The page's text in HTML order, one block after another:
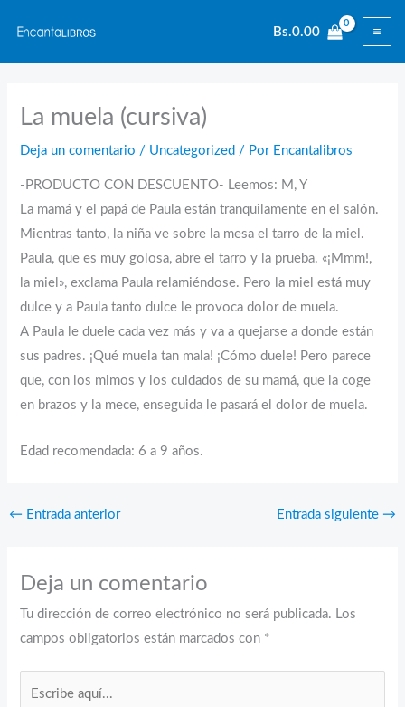
contenido
Bs.0.00
La muela (cursiva)
Deja un comentario / Uncategorized / Por Encantalibros
-PRODUCTO CON DESCUENTO- Leemos: M, Y
La mamá y el papá de Paula están tranquilamente en el salón.
Mientras tanto, la niña ve sobre la mesa el tarro de la miel.
Paula, que es muy golosa, abre el tarro y la prueba. «¡Mmm!,
la miel», exclama Paula relamiéndose. Pero la miel está muy
dulce y a Paula tanto dulce le provoca dolor de muela.
A Paula le duele cada vez más y va a quejarse a donde están
sus padres. ¡Qué muela tan mala! ¡Cómo duele! Pero parece
que, con los mimos y los cuidados de su mamá, que la coge
en brazos y la mece, enseguida le pasará el dolor de muela.
Edad recomendada: 6 a 9 años.
← Entrada anterior Entrada siguiente →
Deja un comentario
Tu dirección de correo electrónico no será publicada. Los
campos obligatorios están marcados con *